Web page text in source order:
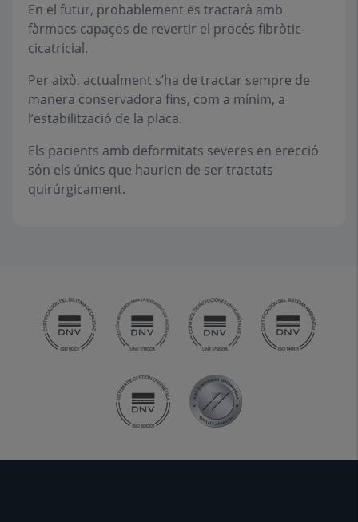
En el futur, probablement es tractarà amb
fàrmacs capaços de revertir el procés fibròtic-
cicatricial.
Per això, actualment s’ha de tractar sempre de
manera conservadora fins, com a mínim, a
l’estabilització de la placa.
Els pacients amb deformitats severes en erecció
són els únics que haurien de ser tractats
quirúrgicament.